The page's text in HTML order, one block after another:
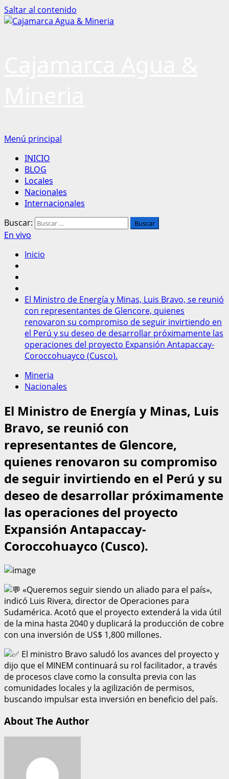
Saltar al contenido
Menú principal
INICIO
BLOG
Locales
Nacionales
Internacionales
Buscar:
En vivo
Inicio
El Ministro de Energía y Minas, Luis Bravo, se reunió
con representantes de Glencore, quienes
renovaron su compromiso de seguir invirtiendo en
el Perú y su deseo de desarrollar próximamente las
operaciones del proyecto Expansión Antapaccay-
Coroccohuayco (Cusco).
Mineria
Nacionales
El Ministro de Energía y Minas, Luis
Bravo, se reunió con
representantes de Glencore,
quienes renovaron su compromiso
de seguir invirtiendo en el Perú y su
deseo de desarrollar próximamente
las operaciones del proyecto
Expansión Antapaccay-
Coroccohuayco (Cusco).
«Queremos seguir siendo un aliado para el país»,
indicó Luis Rivera, director de Operaciones para
Sudamérica. Acotó que el proyecto extenderá la vida útil
de la mina hasta 2040 y duplicará la producción de cobre
con una inversión de US$ 1,800 millones.
El ministro Bravo saludó los avances del proyecto y
dijo que el MINEM continuará su rol facilitador, a través
de procesos clave como la consulta previa con las
comunidades locales y la agilización de permisos,
buscando impulsar esta inversión en beneficio del país.
About The Author